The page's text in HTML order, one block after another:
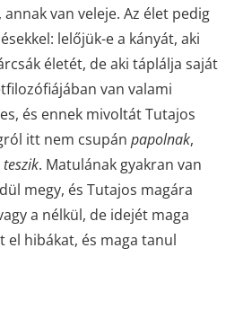
van veleje. Az élet pedig
lelőjük-e a kányát, aki
életét, de aki táplálja saját
van valami
és ennek mivoltát Tutajos
itt nem csupán papolnak,
. Matulának gyakran van
megy, és Tutajos magára
a nélkül, de idejét maga
el hibákat, és maga tanul